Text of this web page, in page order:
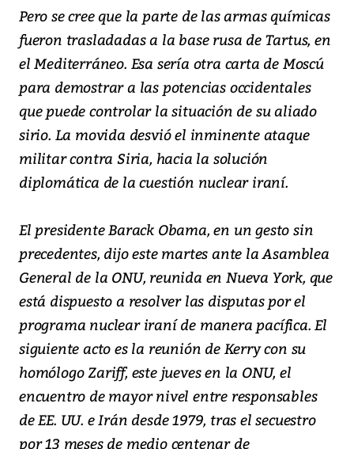
Pero se cree que la parte de las armas químicas
fueron trasladadas a la base rusa de Tartus, en
el Mediterráneo. Esa sería otra carta de Moscú
para demostrar a las potencias occidentales
que puede controlar la situación de su aliado
sirio. La movida desvió el inminente ataque
militar contra Siria, hacia la solución
diplomática de la cuestión nuclear iraní.
El presidente Barack Obama, en un gesto sin
precedentes, dijo este martes ante la Asamblea
General de la ONU, reunida en Nueva York, que
está dispuesto a resolver las disputas por el
programa nuclear iraní de manera pacífica. El
siguiente acto es la reunión de Kerry con su
homólogo Zariff, este jueves en la ONU, el
encuentro de mayor nivel entre responsables
de EE. UU. e Irán desde 1979, tras el secuestro
por 13 meses de medio centenar de